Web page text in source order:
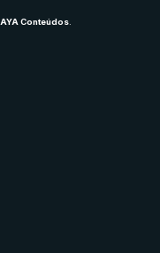
AYA Conteúdos